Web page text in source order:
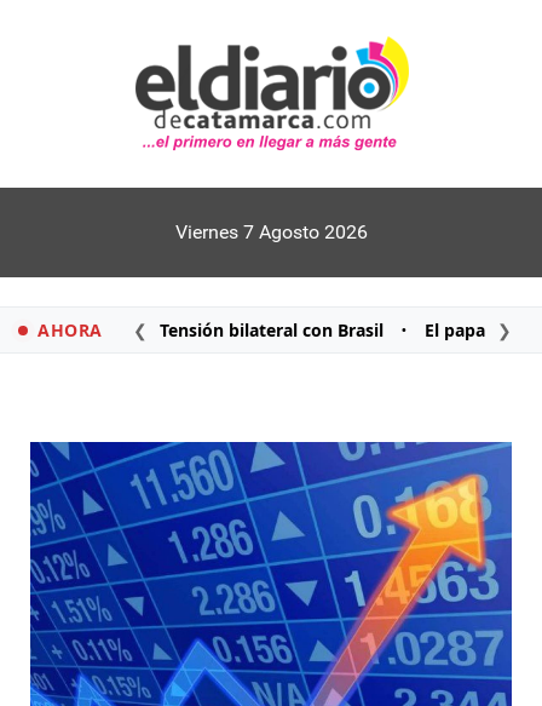
Viernes 7 Agosto 2026
AHORA ❮ Tensión bilateral con Brasil • El papa León
❯